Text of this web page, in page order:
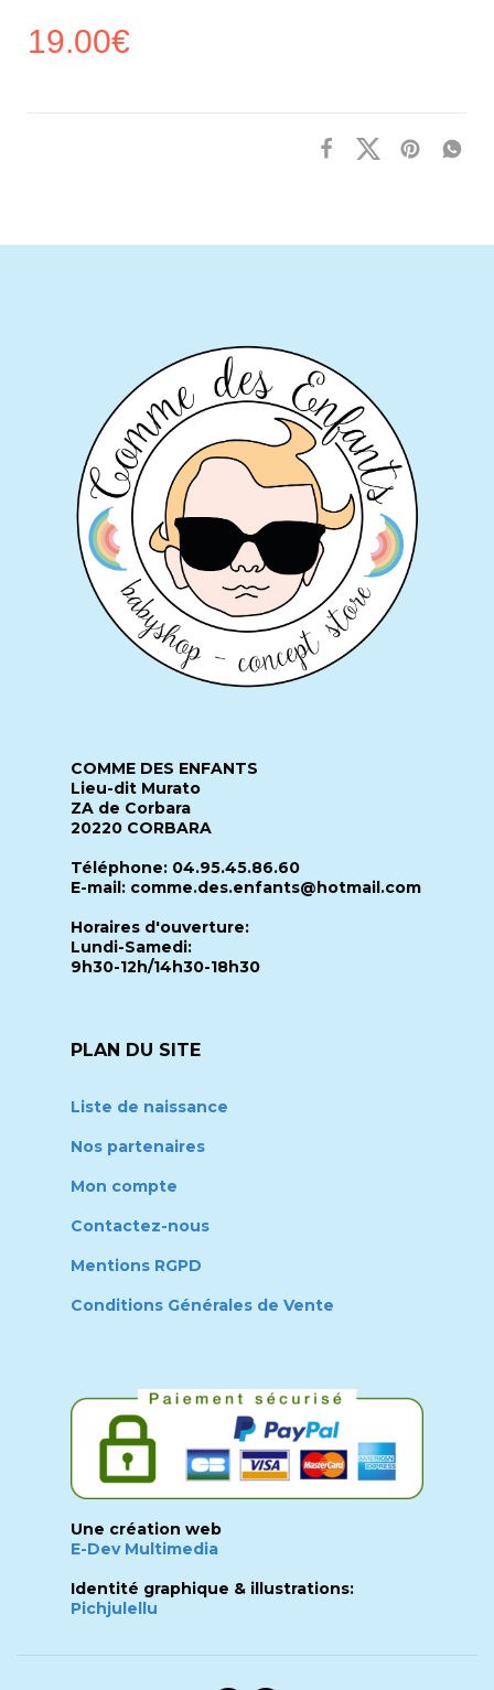
19.00€
COMME DES ENFANTS
Lieu-dit Murato
ZA de Corbara
20220 CORBARA
Téléphone: 04.95.45.86.60
E-mail: comme.des.enfants@hotmail.com
Horaires d'ouverture:
Lundi-Samedi:
9h30-12h/14h30-18h30
PLAN DU SITE
Liste de naissance
Nos partenaires
Mon compte
Contactez-nous
Mentions RGPD
Conditions Générales de Vente
Une création web
E-Dev Multimedia
Identité graphique & illustrations:
Pichjulellu